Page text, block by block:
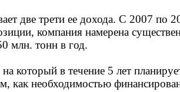
две трети ее дохода. С 2007 по
компания намерена
млн. тонн в год.
который в течение 5 лет
необходимостью